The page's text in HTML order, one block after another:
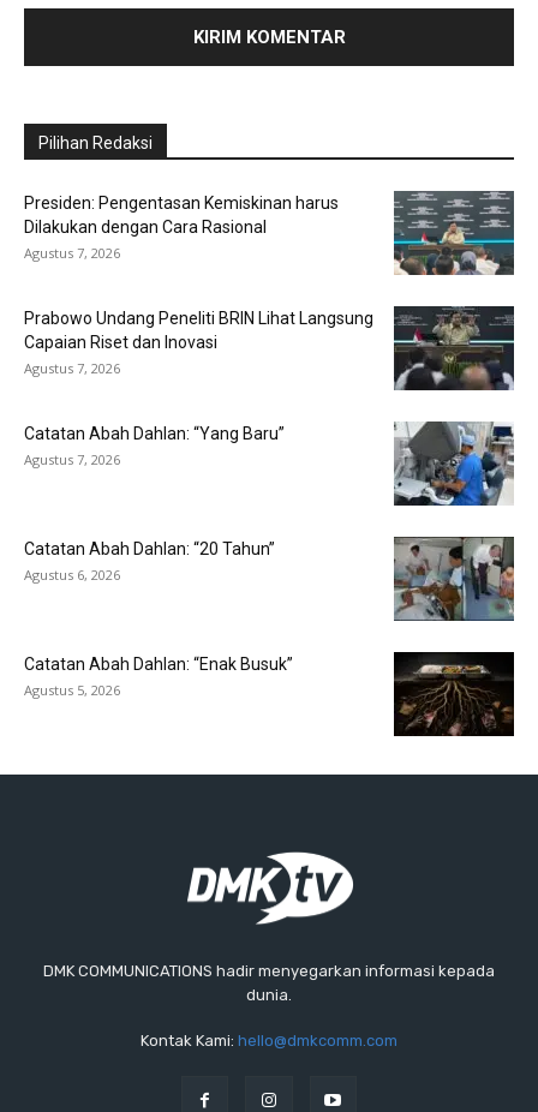
Pilihan Redaksi
Presiden: Pengentasan Kemiskinan harus
Dilakukan dengan Cara Rasional
Agustus 7, 2026
Prabowo Undang Peneliti BRIN Lihat Langsung
Capaian Riset dan Inovasi
Agustus 7, 2026
Catatan Abah Dahlan: “Yang Baru”
Agustus 7, 2026
Catatan Abah Dahlan: “20 Tahun”
Agustus 6, 2026
Catatan Abah Dahlan: “Enak Busuk”
Agustus 5, 2026
DMK COMMUNICATIONS hadir menyegarkan informasi kepada
dunia.
Kontak Kami: hello@dmkcomm.com